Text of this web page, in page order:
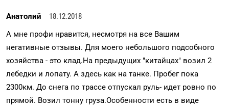
Анатолий
18.12.2018
А мне профи нравится, несмотря на все Вашим
негативные отзывы. Для моего небольшого подсобного
хозяйства - это клад.На предыдущих "китайцах" возил 2
лебедки и лопату. А здесь как на танке. Пробег пока
2300км. До снега по трассе отпускал руль- идет ровно по
прямой. Возил тонну груза.Особенности есть в виде